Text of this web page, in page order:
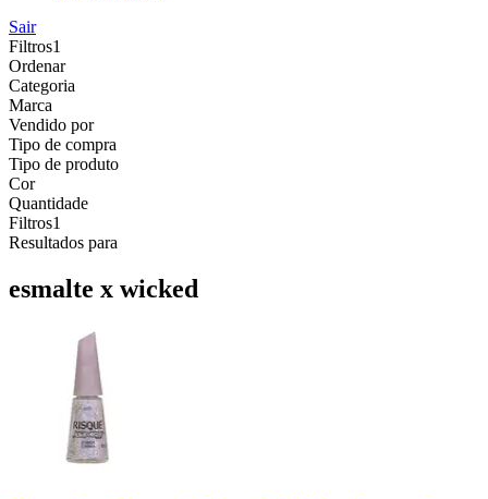
Sair
Filtros1
Ordenar
Categoria
Marca
Vendido por
Tipo de compra
Tipo de produto
Cor
Quantidade
Filtros1
Resultados para
esmalte x wicked